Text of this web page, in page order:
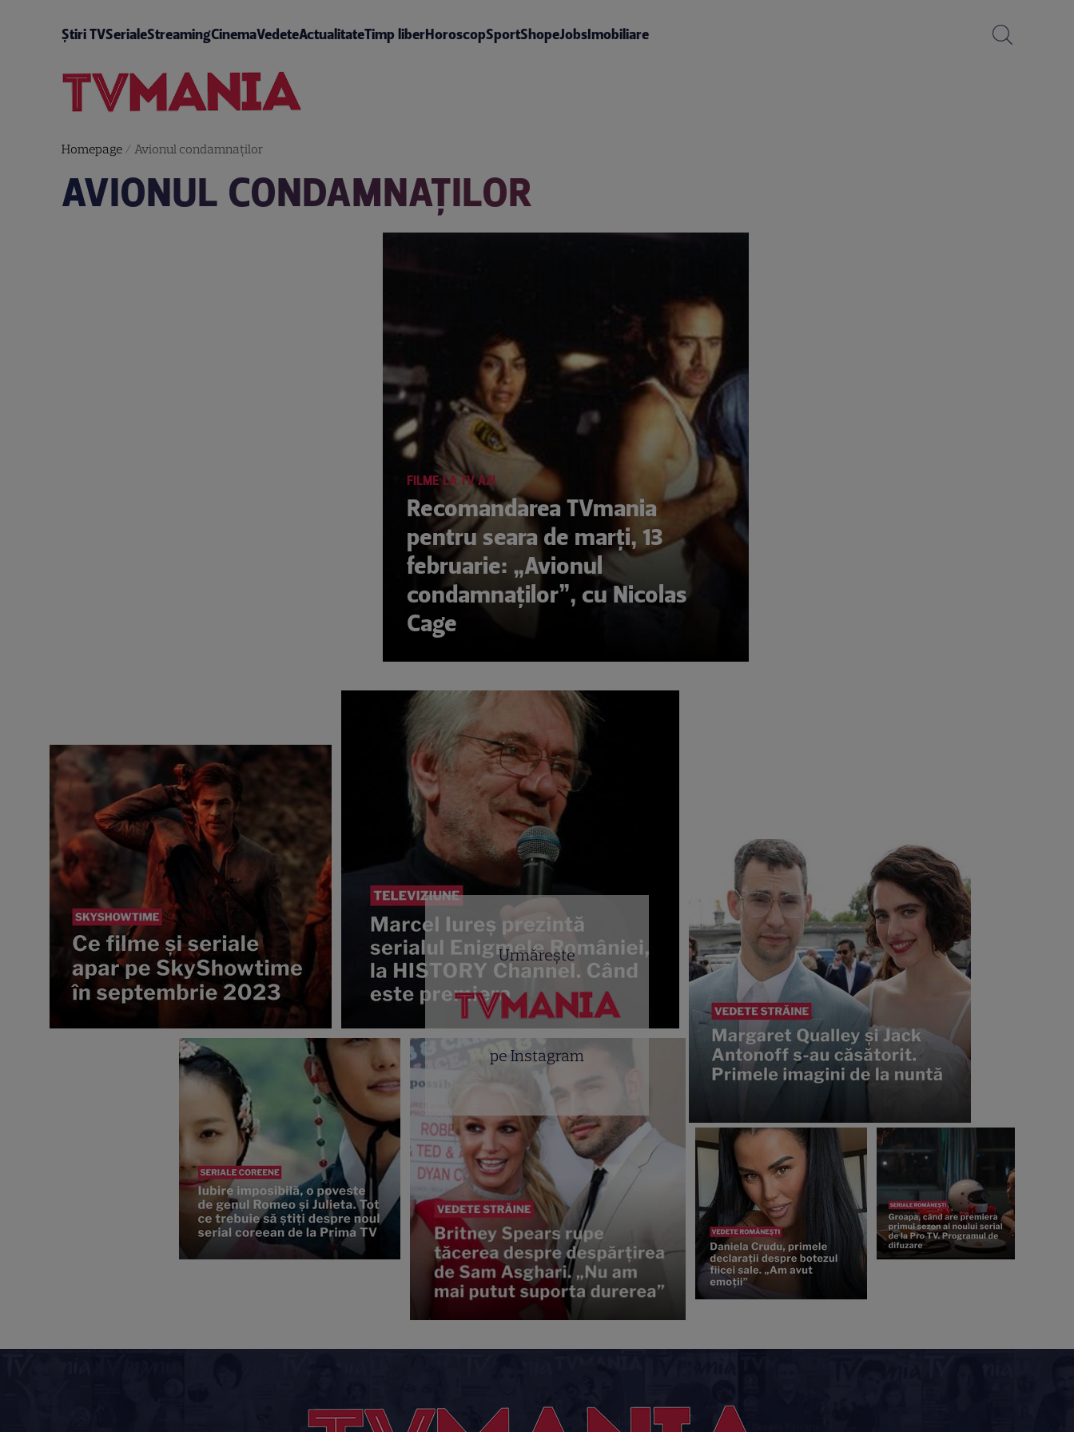
Știri TVSerialeStreamingCinemaVedeteActualitateTimp liberHoroscopSportShopeJobsImobiliare
Homepage/ Avionul condamnaţilor
AVIONUL CONDAMNAŢILOR
FILME LA TV AZI
Recomandarea TVmania
pentru seara de marți, 13
februarie: „Avionul
condamnaţilor”, cu Nicolas
Cage
Urmărește
pe Instagram